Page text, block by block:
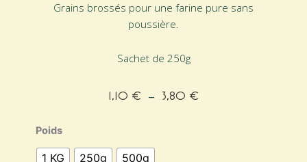
Grains brossés pour une farine pure sans
poussière.
Sachet de 250g
1,10 € – 3,80 €
Poids
1 KG 250g 500g
quantité
de